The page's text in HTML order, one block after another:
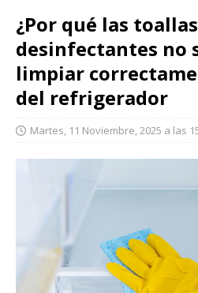
¿Por qué las toallas
desinfectantes no
limpiar
del refrigerador
Martes, 11 Noviembre, 2025 a las